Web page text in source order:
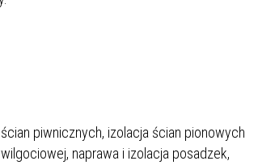
piwnicznych, izolacja ścian pionowych
naprawa i izolacja posadzek,